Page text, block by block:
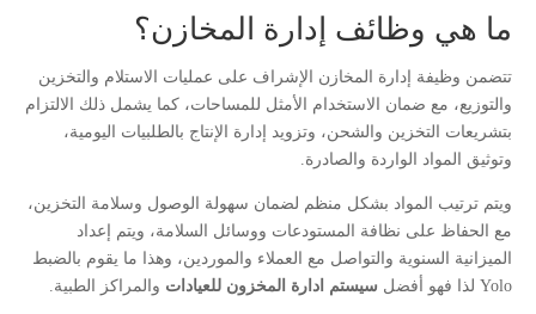
ما هي وظائف إدارة المخازن؟
تتضمن وظيفة إدارة المخازن الإشراف على عمليات الاستلام والتخزين
والتوزيع، مع ضمان الاستخدام الأمثل للمساحات، كما يشمل ذلك الالتزام
بتشريعات التخزين والشحن، وتزويد إدارة الإنتاج بالطلبيات اليومية،
وتوثيق المواد الواردة والصادرة.
ويتم ترتيب المواد بشكل منظم لضمان سهولة الوصول وسلامة التخزين،
مع الحفاظ على نظافة المستودعات ووسائل السلامة، ويتم إعداد
الميزانية السنوية والتواصل مع العملاء والموردين، وهذا ما يقوم بالضبط
Yolo لذا فهو أفضل
سيستم ادارة المخزون للعيادات والمراكز الطبية.